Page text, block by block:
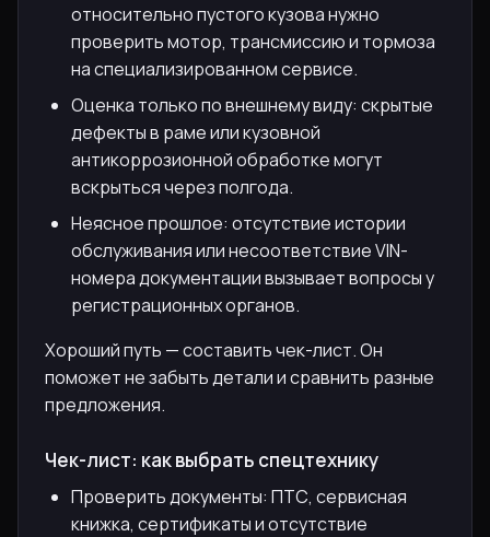
относительно пустого кузова нужно
проверить мотор, трансмиссию и тормоза
на специализированном сервисе.
Оценка только по внешнему виду: скрытые
дефекты в раме или кузовной
антикоррозионной обработке могут
вскрыться через полгода.
Неясное прошлое: отсутствие истории
обслуживания или несоответствие VIN-
номера документации вызывает вопросы у
регистрационных органов.
Хороший путь — составить чек-лист. Он
поможет не забыть детали и сравнить разные
предложения.
Чек-лист: как выбрать спецтехнику
Проверить документы: ПТС, сервисная
книжка, сертификаты и отсутствие